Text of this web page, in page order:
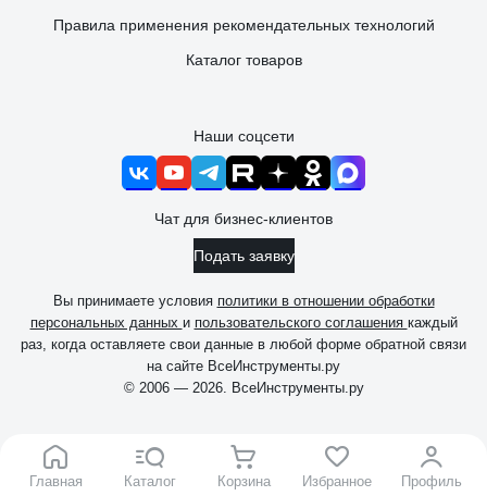
Главная Каталог Корзина Избранное Профиль
Правила применения рекомендательных технологий
Каталог товаров
Наши соцсети
Чат для бизнес-клиентов
Подать заявку
Вы принимаете условия политики в отношении обработки
персональных данных и пользовательского соглашения каждый
раз, когда оставляете свои данные в любой форме обратной связи
на сайте ВсеИнструменты.ру
© 2006 — 2026. ВсеИнструменты.ру